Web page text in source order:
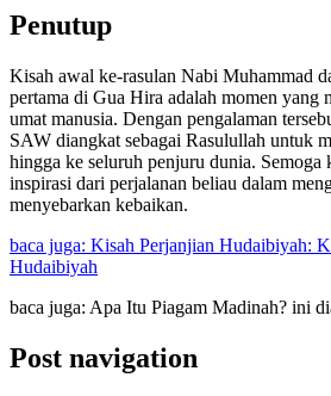
Penutup
Kisah awal ke-rasulan Nabi Muhammad
pertama di Gua Hira adalah momen yang
umat manusia. Dengan pengalaman
SAW diangkat sebagai Rasulullah untuk
hingga ke seluruh penjuru dunia. Semoga
inspirasi dari perjalanan beliau dalam
menyebarkan kebaikan.
baca juga: Kisah Perjanjian Hudaibiyah:
Hudaibiyah
baca juga: Apa Itu Piagam Madinah? ini
Post navigation